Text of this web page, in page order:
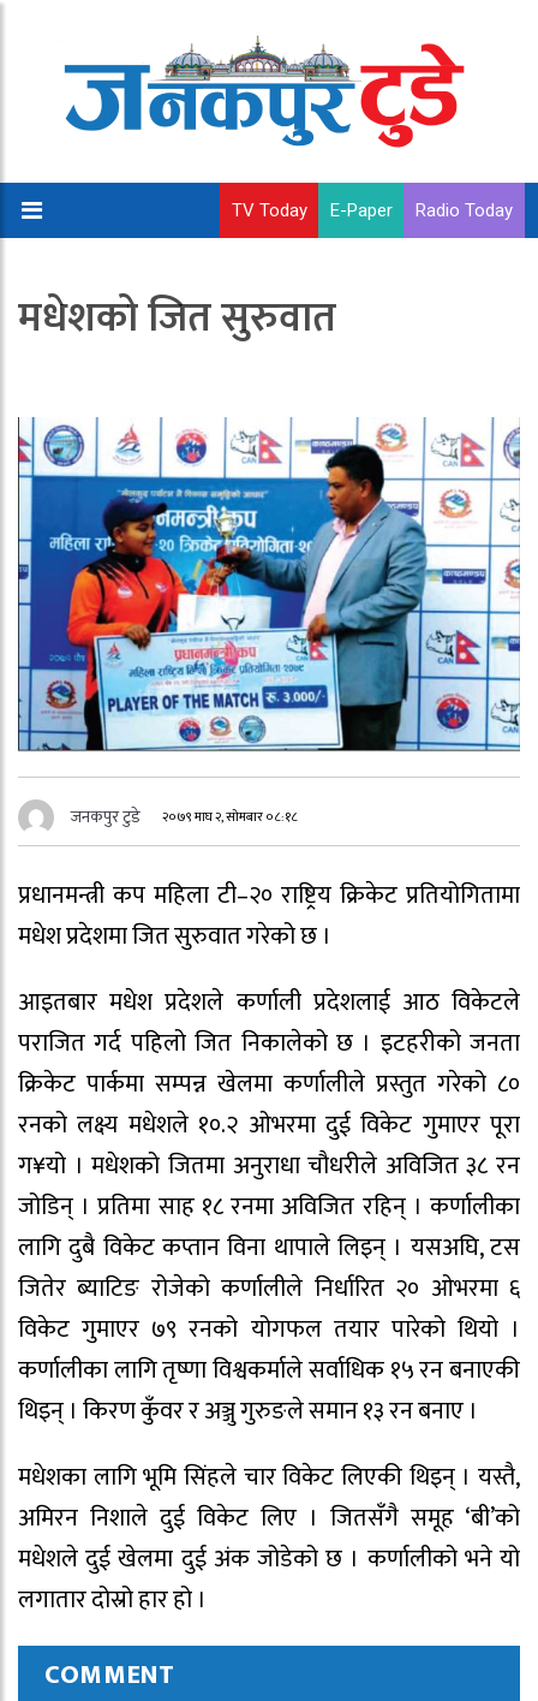
TV Today E-Paper Radio Today
मधेशको जित सुरुवात
जनकपुर टुडे २०७९ माघ २, सोमबार ०८:१८
प्रधानमन्त्री कप महिला टी–२० राष्ट्रिय क्रिकेट प्रतियोगितामा
मधेश प्रदेशमा जित सुरुवात गरेको छ ।
आइतबार मधेश प्रदेशले कर्णाली प्रदेशलाई आठ विकेटले
पराजित गर्द पहिलो जित निकालेको छ । इटहरीको जनता
क्रिकेट पार्कमा सम्पन्न खेलमा कर्णालीले प्रस्तुत गरेको ८०
रनको लक्ष्य मधेशले १०.२ ओभरमा दुई विकेट गुमाएर पूरा
ग¥यो । मधेशको जितमा अनुराधा चौधरीले अविजित ३८ रन
जोडिन् । प्रतिमा साह १८ रनमा अविजित रहिन् । कर्णालीका
लागि दुबै विकेट कप्तान विना थापाले लिइन् । यसअघि, टस
जितेर ब्याटिङ रोजेको कर्णालीले निर्धारित २० ओभरमा ६
विकेट गुमाएर ७९ रनको योगफल तयार पारेको थियो ।
कर्णालीका लागि तृष्णा विश्वकर्माले सर्वाधिक १५ रन बनाएकी
थिइन् । किरण कुँवर र अञ्जु गुरुङले समान १३ रन बनाए ।
मधेशका लागि भूमि सिंहले चार विकेट लिएकी थिइन् । यस्तै,
अमिरन निशाले दुई विकेट लिए । जितसँगै समूह ‘बी’को
मधेशले दुई खेलमा दुई अंक जोडेको छ । कर्णालीको भने यो
लगातार दोस्रो हार हो ।
COMMENT